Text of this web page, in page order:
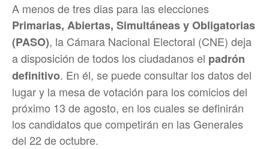
A menos de tres dias para las elecciones
Primarias, Abiertas, Simultáneas y Obligatorias
(PASO), la Cámara Nacional Electoral (CNE) deja
a disposición de todos los ciudadanos el padrón
definitivo. En él, se puede consultar los datos del
lugar y la mesa de votación para los comicios del
próximo 13 de agosto, en los cuales se definirán
los candidatos que competirán en las Generales
del 22 de octubre.